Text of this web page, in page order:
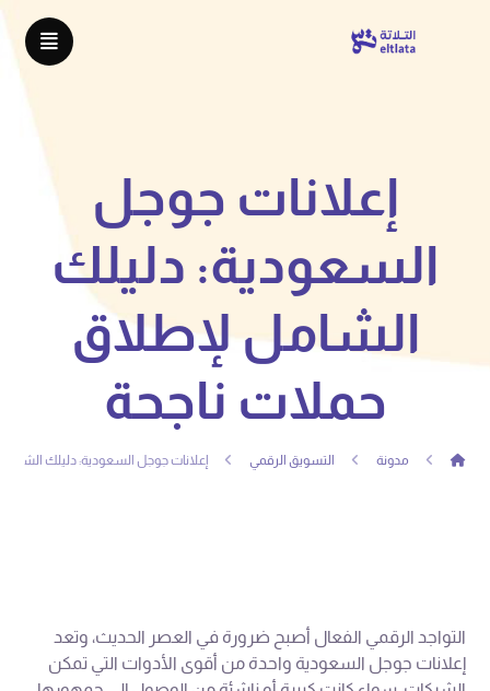
إعلانات جوجل
السعودية: دليلك
الشامل لإطلاق
حملات ناجحة
مدونة التسويق الرقمي إعلانات جوجل السعودية: دليلك
التواجد الرقمي الفعال أصبح ضرورة في العصر الحديث، وتعد
إعلانات جوجل السعودية واحدة من أقوى الأدوات التي تمكن